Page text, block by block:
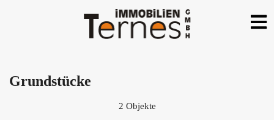
Grundstücke
2 Objekte